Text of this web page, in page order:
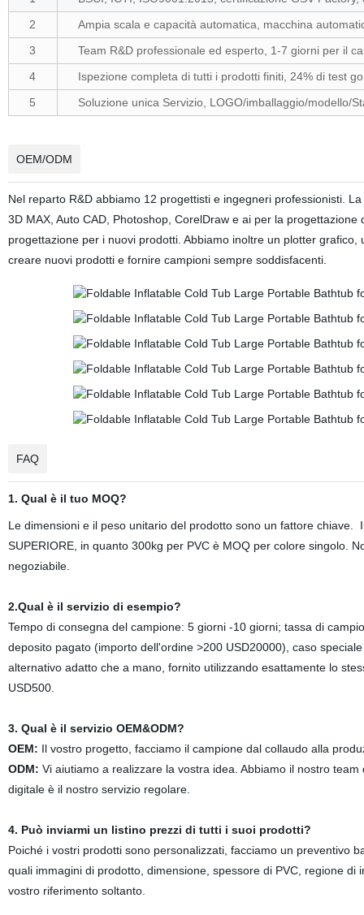
2
Ampia scala e capacità automatica, macchina
3
Team R&D professionale ed esperto, 1-7 giorni per il
4
Ispezione completa di tutti i prodotti finiti, 24% di test
5
Soluzione unica Servizio, LOGO/imballaggio/modello/
OEM/ODM
Nel reparto R&D abbiamo 12 progettisti e ingegneri professionisti.
3D MAX, Auto CAD, Photoshop, CorelDraw e ai per la
progettazione per i nuovi prodotti. Abbiamo inoltre un plotter
creare nuovi prodotti e fornire campioni sempre soddisfacenti.
FAQ
1. Qual è il tuo MOQ?
Le dimensioni e il peso unitario del prodotto sono un fattore
SUPERIORE, in quanto 300kg per PVC è MOQ per colore singolo.
negoziabile.
2.Qual è il servizio di esempio?
Tempo di consegna del campione: 5 giorni -10 giorni; tassa di
deposito pagato (importo dell'ordine >200 USD20000), caso
alternativo adatto che a mano, fornito utilizzando esattamente lo
USD500.
3. Qual è il servizio OEM&ODM?
OEM: Il vostro progetto, facciamo il campione dal collaudo alla
ODM: Vi aiutiamo a realizzare la vostra idea. Abbiamo il nostro
digitale è il nostro servizio regolare.
4. Può inviarmi un listino prezzi di tutti i suoi prodotti?
Poiché i vostri prodotti sono personalizzati, facciamo un preventivo
quali immagini di prodotto, dimensione, spessore di PVC, regione
vostro riferimento soltanto.